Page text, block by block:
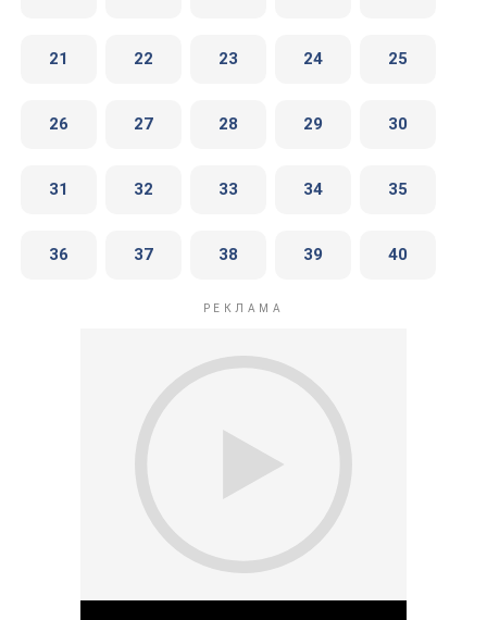
21 22 23 24 25
26 27 28 29 30
31 32 33 34 35
36 37 38 39 40